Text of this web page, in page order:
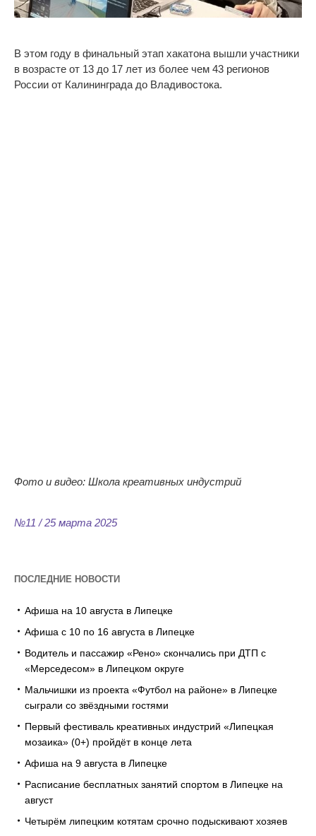
В этом году в финальный этап хакатона вышли участники
в возрасте от 13 до 17 лет из более чем 43 регионов
России от Калининграда до Владивостока.
Фото и видео: Школа креативных индустрий
№11 / 25 марта 2025
ПОСЛЕДНИЕ НОВОСТИ
Афиша на 10 августа в Липецке
Афиша с 10 по 16 августа в Липецке
Водитель и пассажир «Рено» скончались при ДТП с
«Мерседесом» в Липецком округе
Мальчишки из проекта «Футбол на районе» в Липецке
сыграли со звёздными гостями
Первый фестиваль креативных индустрий «Липецкая
мозаика» (0+) пройдёт в конце лета
Афиша на 9 августа в Липецке
Расписание бесплатных занятий спортом в Липецке на
август
Четырём липецким котятам срочно подыскивают хозяев